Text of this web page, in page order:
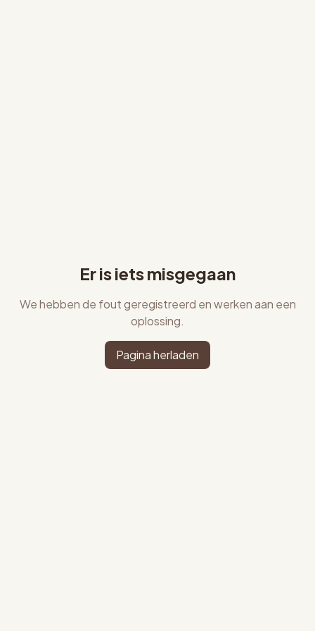
Er is iets misgegaan
We hebben de fout geregistreerd en werken aan een
oplossing.
Pagina herladen